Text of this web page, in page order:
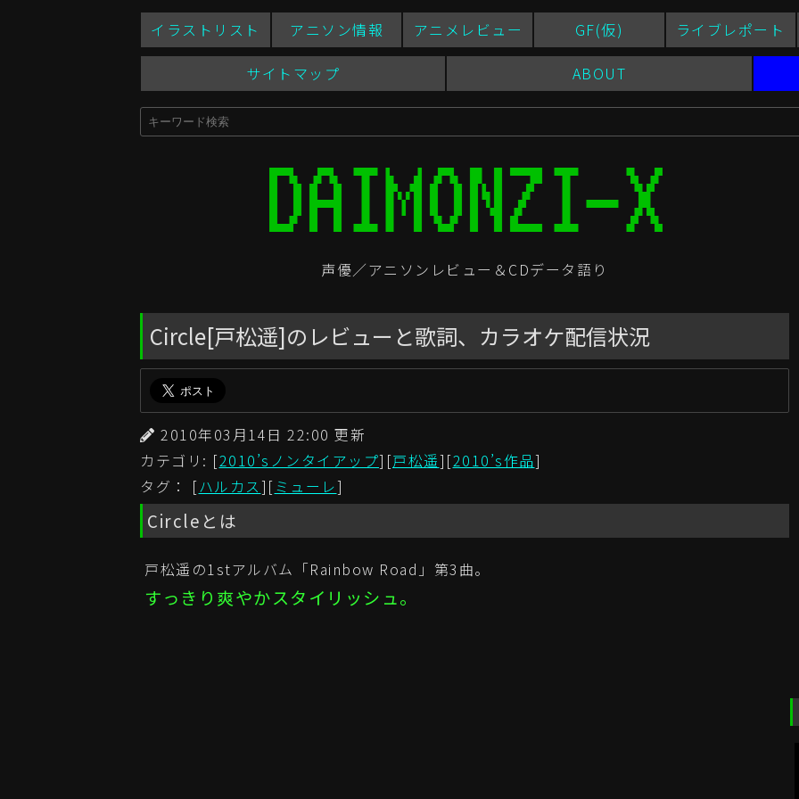
イラストリスト アニソン情報 アニメレビュー GF(仮) ライブレポート
サイトマップ ABOUT
声優／アニソンレビュー＆CDデータ語り
Circle[戸松遥]のレビューと歌詞、カラオケ配信状況
2010年03月14日 22:00 更新
カテゴリ: [2010’sノンタイアップ][戸松遥][2010’s作品]
タグ： [ハルカス][ミューレ]
Circleとは
戸松遥の1stアルバム「Rainbow Road」第3曲。
すっきり爽やかスタイリッシュ。